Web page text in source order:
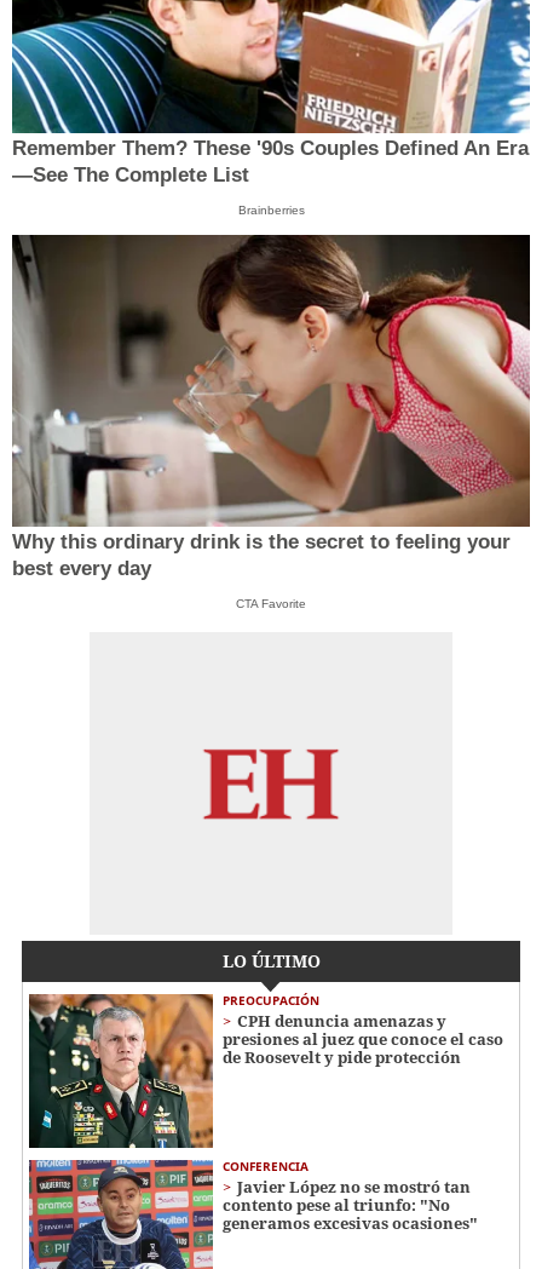
Remember Them? These '90s Couples Defined An Era
—See The Complete List
Brainberries
Why this ordinary drink is the secret to feeling your
best every day
CTA Favorite
LO ÚLTIMO
PREOCUPACIÓN
CPH denuncia amenazas y
presiones al juez que conoce el caso
de Roosevelt y pide protección
CONFERENCIA
Javier López no se mostró tan
contento pese al triunfo: "No
generamos excesivas ocasiones"